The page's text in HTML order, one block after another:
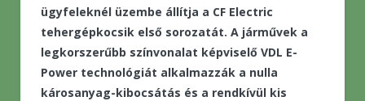
ügyfeleknél üzembe állítja a CF Electric
tehergépkocsik első sorozatát. A járművek a
legkorszerűbb színvonalat képviselő VDL E-
Power technológiát alkalmazzák a nulla
károsanyag-kibocsátás és a rendkívül kis